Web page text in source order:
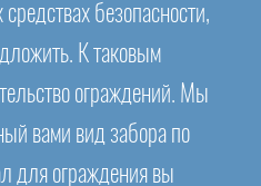
безопасности,
К таковым
ограждений. Мы
вами вид забора по
для ограждения вы